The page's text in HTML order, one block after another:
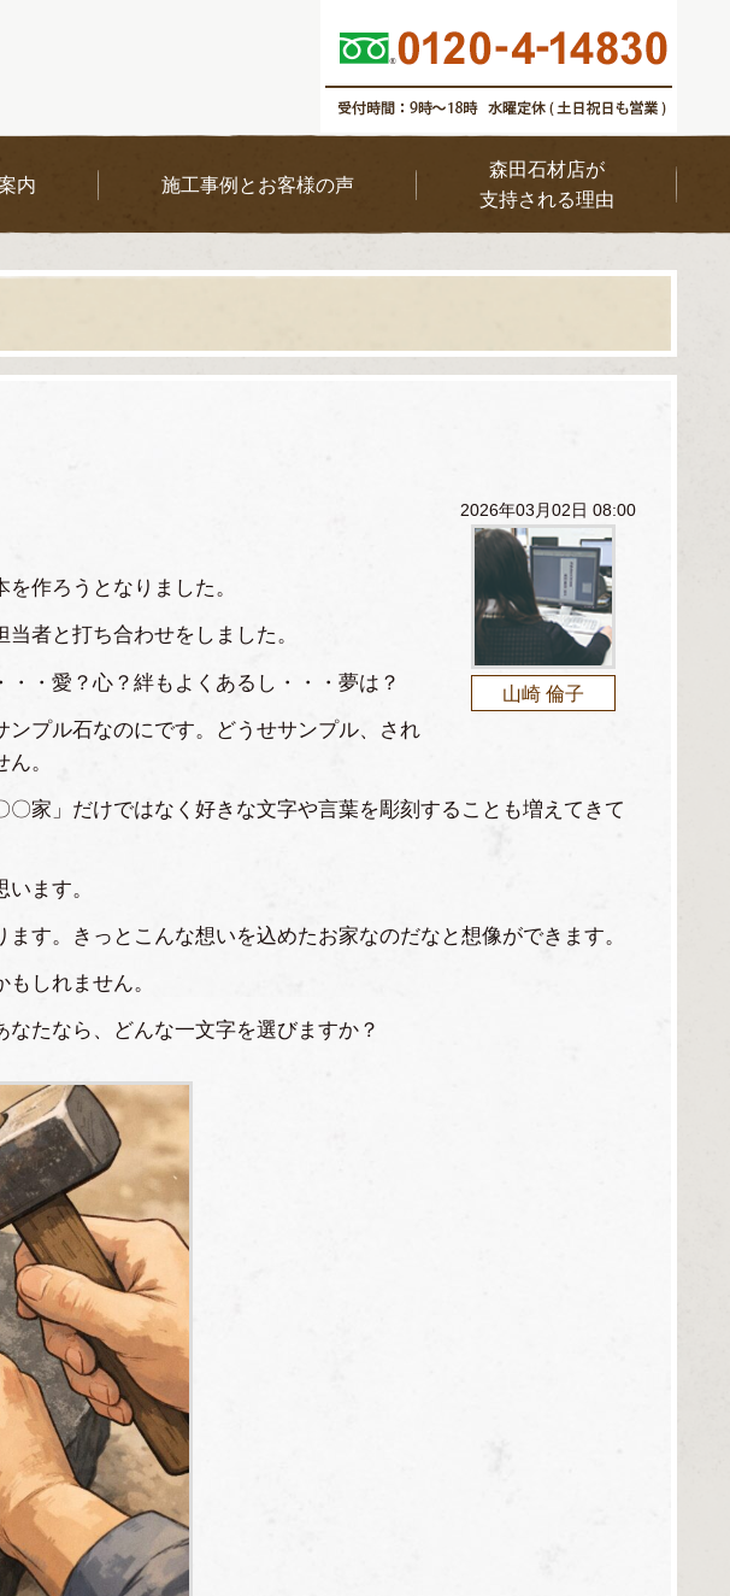
内 施工事例とお客様の声
森田石材店が
支持される理由
2026年03月02日 08:00
山崎 倫子
作ろうとなりました。
者と打ち合わせをしました。
・愛？心？絆もよくあるし・・・夢は？
プル石なのにです。どうせサンプル、され
。
家」だけではなく好きな文字や言葉を彫刻することも増えてきて
ます。
す。きっとこんな想いを込めたお家なのだなと想像ができます。
しれません。
たなら、どんな一文字を選びますか？